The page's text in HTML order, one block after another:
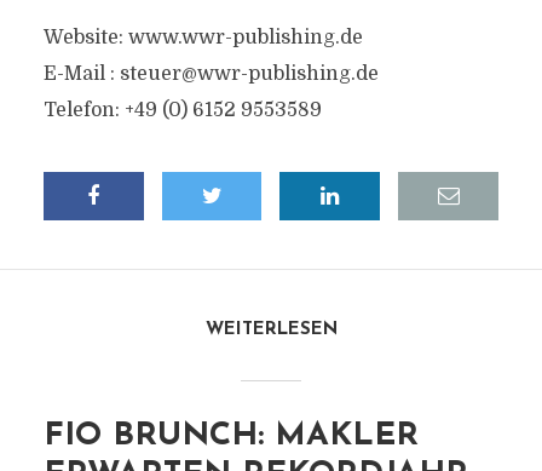
Website: www.wwr-publishing.de
E-Mail : steuer@wwr-publishing.de
Telefon: +49 (0) 6152 9553589
WEITERLESEN
FIO BRUNCH: MAKLER